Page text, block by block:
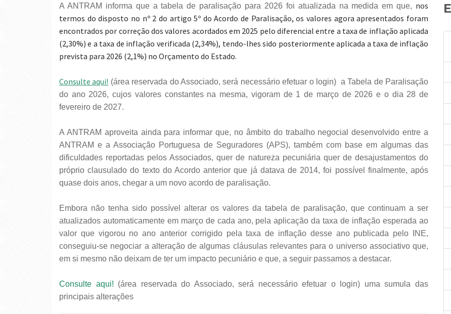
A ANTRAM informa que a tabela de paralisação para 2026 foi atualizada na medida em que, nos
termos do disposto no nº 2 do artigo 5º do Acordo de Paralisação, os valores agora apresentados foram
encontrados por correção dos valores acordados em 2025 pelo diferencial entre a taxa de inflação aplicada
(2,30%) e a taxa de inflação verificada (2,34%), tendo-lhes sido posteriormente aplicada a taxa de inflação
prevista para 2026 (2,1%) no Orçamento do Estado.
Consulte aqui! (área reservada do Associado, será necessário efetuar o login) a Tabela de Paralisação
do ano 2026, cujos valores constantes na mesma, vigoram de 1 de março de 2026 e o dia 28 de
fevereiro de 2027.
A ANTRAM aproveita ainda para informar que, no âmbito do trabalho negocial desenvolvido entre a
ANTRAM e a Associação Portuguesa de Seguradores (APS), também com base em algumas das
dificuldades reportadas pelos Associados, quer de natureza pecuniária quer de desajustamentos do
próprio clausulado do texto do Acordo anterior que já datava de 2014, foi possível finalmente, após
quase dois anos, chegar a um novo acordo de paralisação.
Embora não tenha sido possível alterar os valores da tabela de paralisação, que continuam a ser
atualizados automaticamente em março de cada ano, pela aplicação da taxa de inflação esperada ao
valor que vigorou no ano anterior corrigido pela taxa de inflação desse ano publicada pelo INE,
conseguiu-se negociar a alteração de algumas cláusulas relevantes para o universo associativo que,
em si mesmo não deixam de ter um impacto pecuniário e que, a seguir passamos a destacar.
Consulte aqui! (área reservada do Associado, será necessário efetuar o login) uma sumula das
principais alterações